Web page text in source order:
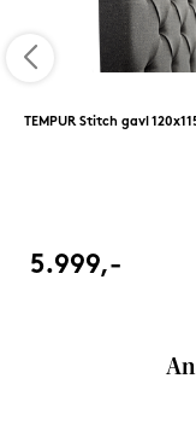
TEMPUR Stitch gavl
5.999,-